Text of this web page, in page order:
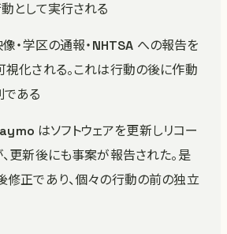
として実行される
・学区の通報・NHTSA への報告を
化される。これは行動の後に作動
である
はソフトウェアを更新しリコー
更新後にも事案が報告された。是
修正であり、個々の行動の前の独立